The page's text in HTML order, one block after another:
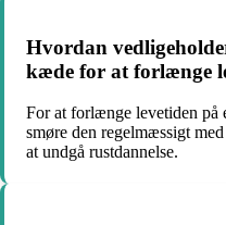
Hvordan
kæde for at forlænge
For at forlænge levetiden på
smøre den regelmæssigt
at undgå rustdannelse.